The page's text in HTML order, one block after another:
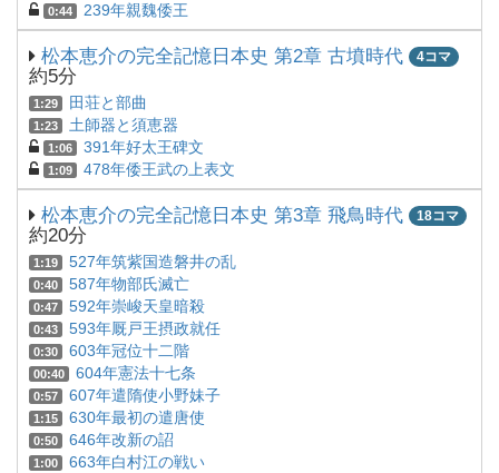
0:44 239年親魏倭王
松本恵介の完全記憶日本史 第2章 古墳時代 4コマ
約5分
1:29 田荘と部曲
1:23 土師器と須恵器
1:06 391年好太王碑文
1:09 478年倭王武の上表文
松本恵介の完全記憶日本史 第3章 飛鳥時代 18コマ
約20分
1:19 527年筑紫国造磐井の乱
0:40 587年物部氏滅亡
0:47 592年崇峻天皇暗殺
0:43 593年厩戸王摂政就任
0:30 603年冠位十二階
00:40 604年憲法十七条
0:57 607年遣隋使小野妹子
1:15 630年最初の遣唐使
0:50 646年改新の詔
1:00 663年白村江の戦い